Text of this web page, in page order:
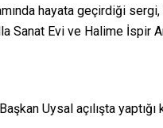
hayata geçirdiği
Evi ve Halime İspir
Uysal açılışta